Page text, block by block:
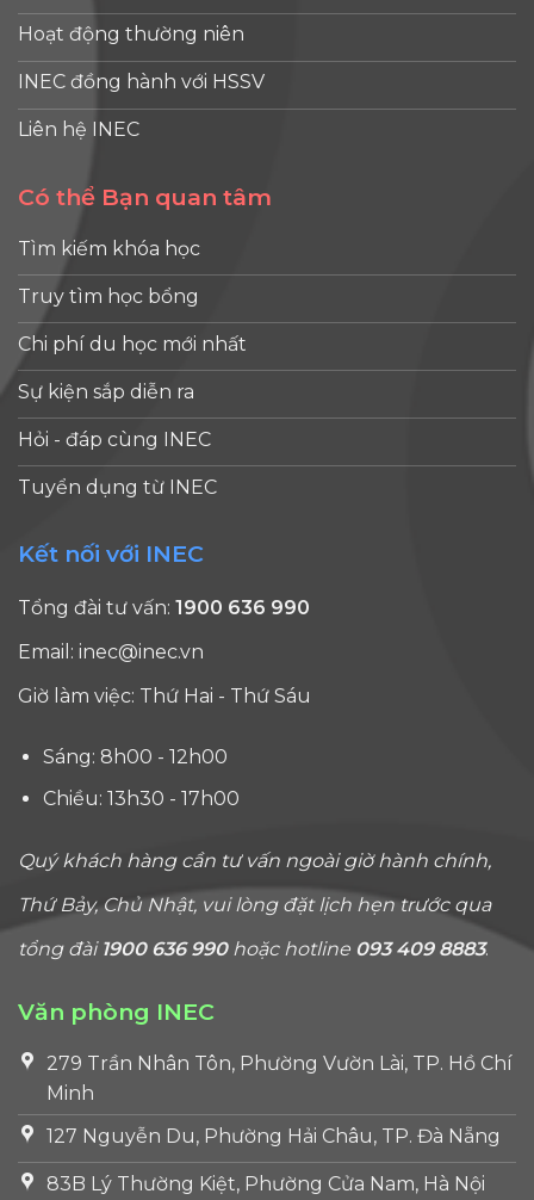
Hoạt động thường niên
INEC đồng hành với HSSV
Liên hệ INEC
Có thể Bạn quan tâm
Tìm kiếm khóa học
Truy tìm học bổng
Chi phí du học mới nhất
Sự kiện sắp diễn ra
Hỏi - đáp cùng INEC
Tuyển dụng từ INEC
Kết nối với INEC
Tổng đài tư vấn: 1900 636 990
Email: inec@inec.vn
Giờ làm việc: Thứ Hai - Thứ Sáu
Sáng: 8h00 - 12h00
Chiều: 13h30 - 17h00
Quý khách hàng cần tư vấn ngoài giờ hành chính,
Thứ Bảy, Chủ Nhật, vui lòng đặt lịch hẹn trước qua
tổng đài 1900 636 990hoặc hotline 093 409 8883.
Văn phòng INEC
279 Trần Nhân Tôn, Phường Vườn Lài, TP. Hồ Chí
Minh
127 Nguyễn Du, Phường Hải Châu, TP. Đà Nẵng
83B Lý Thường Kiệt, Phường Cửa Nam, Hà Nội